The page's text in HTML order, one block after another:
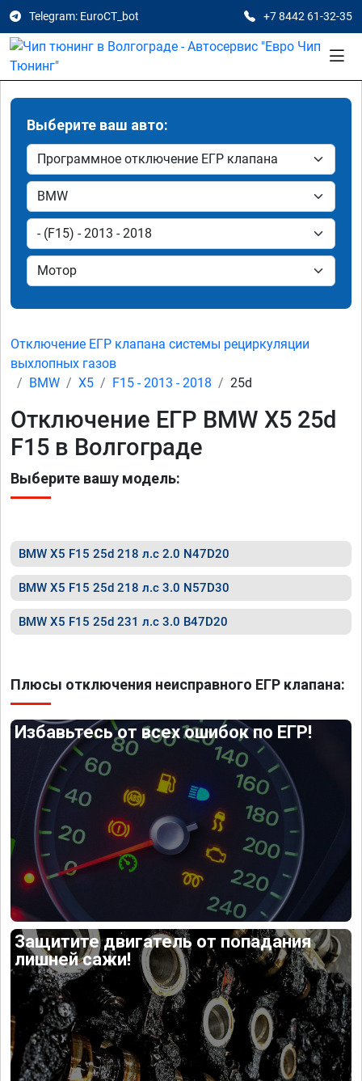
Telegram: EuroCT_bot +7 8442 61-32-35
Выберите ваш авто:
Отключение ЕГР клапана системы рециркуляции
выхлопных газов
BMW
X5 F15 - 2013 - 2018 25d
Отключение ЕГР BMW X5 25d
F15 в Волгограде
Выберите вашу модель:
BMW X5 F15 25d 218 л.с 2.0 N47D20
BMW X5 F15 25d 218 л.с 3.0 N57D30
BMW X5 F15 25d 231 л.с 3.0 B47D20
Плюсы отключения неисправного ЕГР клапана:
Избавьтесь от всех ошибок по ЕГР!
Защитите двигатель от попадания
лишней сажи!